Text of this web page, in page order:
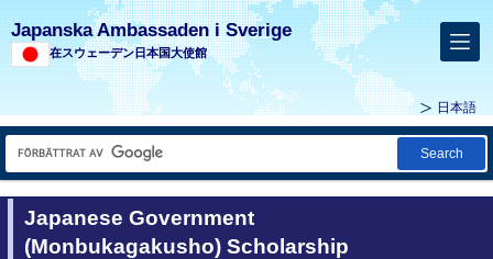
Japanska Ambassaden i Sverige
在スウェーデン日本国大使館
日本語
Search
Japanese Government
(Monbukagakusho) Scholarship